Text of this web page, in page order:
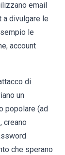
email
a divulgare le
le
account
di
un
popolare (ad
creano
che sperano